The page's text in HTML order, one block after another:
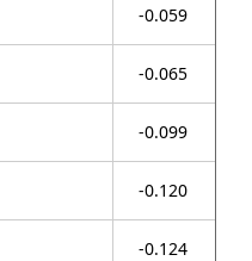
-0.059
-0.065
-0.099
-0.120
-0.124